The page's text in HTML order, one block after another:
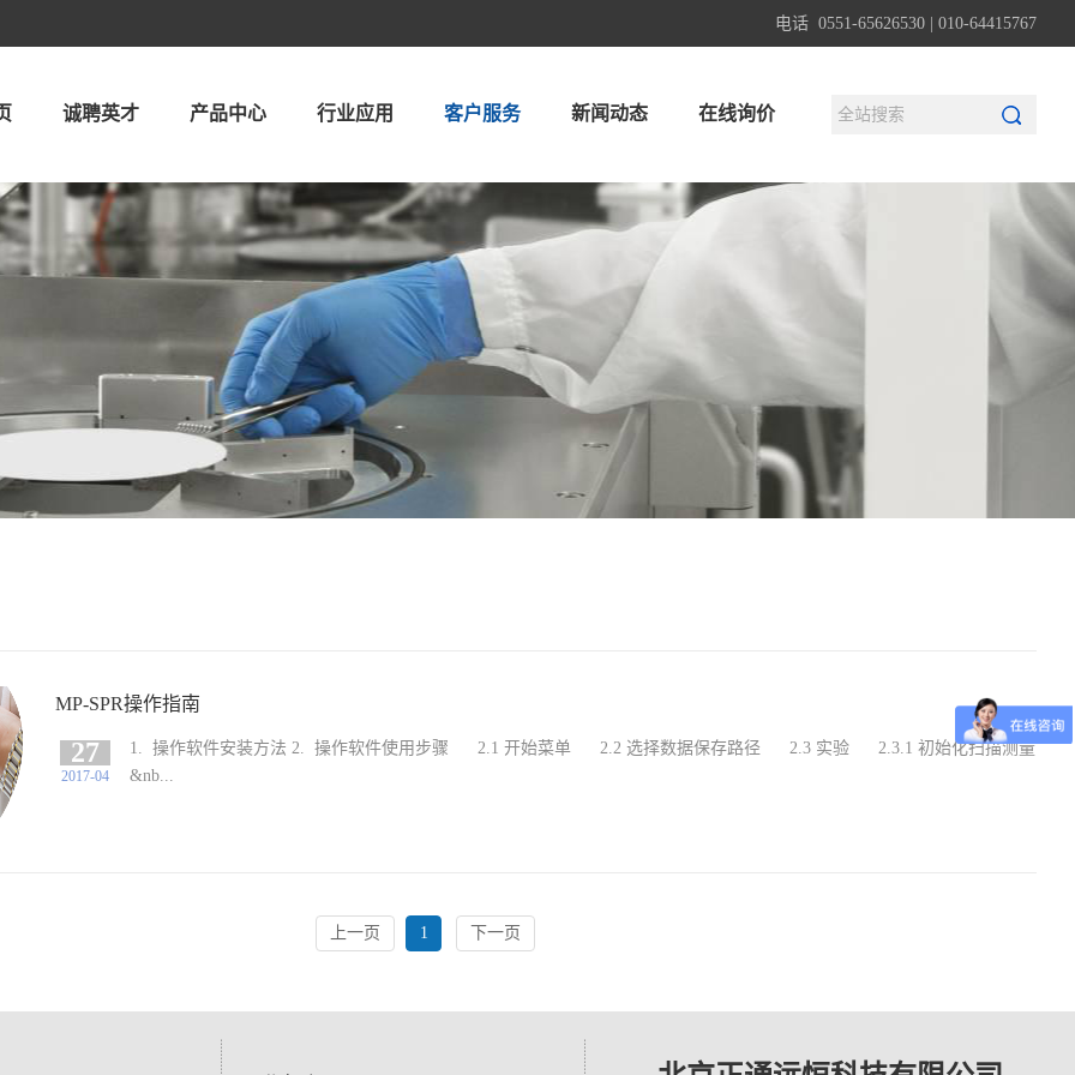
电话 0551-65626530 | 010-64415767
诚聘英才 产品中心 行业应用 客户服务 新闻动态 在线询价
MP-SPR操作指南
27
2017-04
1. 操作软件安装方法 2. 操作软件使用步骤 2.1 开始菜单 2.2 选择数据保存路径 2.3 实验 2.3.1 初始化扫描测量
&nb...
上一页 1 下一页